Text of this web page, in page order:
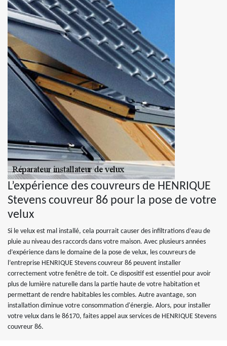
L’expérience des couvreurs de HENRIQUE
Stevens couvreur 86 pour la pose de votre
velux
Si le velux est mal installé, cela pourrait causer des infiltrations d’eau de
pluie au niveau des raccords dans votre maison. Avec plusieurs années
d’expérience dans le domaine de la pose de velux, les couvreurs de
l’entreprise HENRIQUE Stevens couvreur 86 peuvent installer
correctement votre fenêtre de toit. Ce dispositif est essentiel pour avoir
plus de lumière naturelle dans la partie haute de votre habitation et
permettant de rendre habitables les combles. Autre avantage, son
installation diminue votre consommation d'énergie. Alors, pour installer
votre velux dans le 86170, faites appel aux services de HENRIQUE Stevens
couvreur 86.